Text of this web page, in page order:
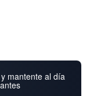
mantente al día